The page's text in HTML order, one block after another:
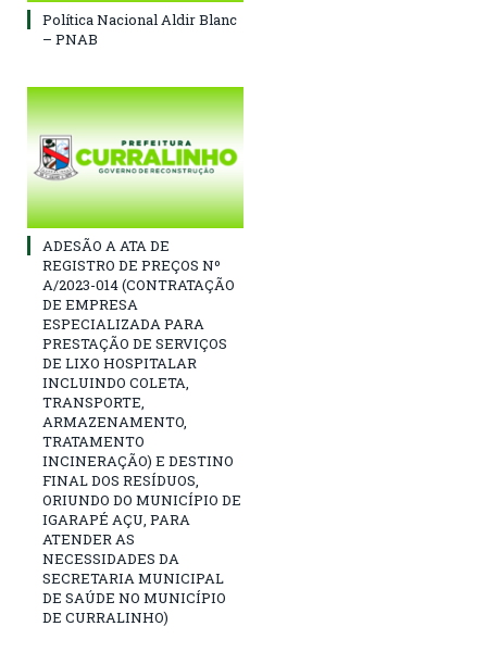
Política Nacional Aldir Blanc
– PNAB
ADESÃO A ATA DE
REGISTRO DE PREÇOS Nº
A/2023-014 (CONTRATAÇÃO
DE EMPRESA
ESPECIALIZADA PARA
PRESTAÇÃO DE SERVIÇOS
DE LIXO HOSPITALAR
INCLUINDO COLETA,
TRANSPORTE,
ARMAZENAMENTO,
TRATAMENTO
INCINERAÇÃO) E DESTINO
FINAL DOS RESÍDUOS,
ORIUNDO DO MUNICÍPIO DE
IGARAPÉ AÇU, PARA
ATENDER AS
NECESSIDADES DA
SECRETARIA MUNICIPAL
DE SAÚDE NO MUNICÍPIO
DE CURRALINHO)